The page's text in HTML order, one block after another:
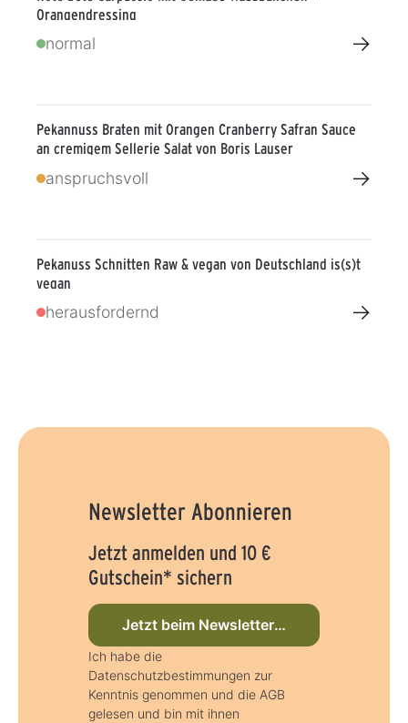
Orangendressing
normal →
Pekannuss Braten mit Orangen Cranberry Safran Sauce
an cremigem Sellerie Salat von Boris Lauser
anspruchsvoll →
Pekanuss Schnitten Raw & vegan von Deutschland is(s)t
vegan
herausfordernd →
Newsletter Abonnieren
Jetzt anmelden und 10 €
Gutschein* sichern
Jetzt beim Newsletter anmelden
Ich habe die
Datenschutzbestimmungen zur
Kenntnis genommen und die AGB
gelesen und bin mit ihnen